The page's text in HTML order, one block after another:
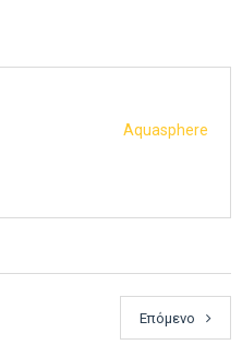
Aquasphere
Επόμενο